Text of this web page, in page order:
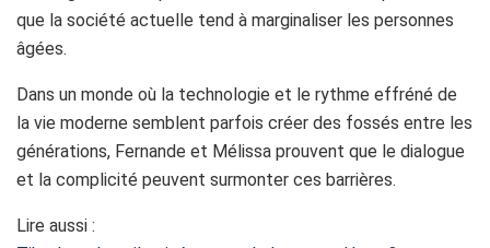
que la société actuelle tend à marginaliser les personnes
âgées.
Dans un monde où la technologie et le rythme effréné de
la vie moderne semblent parfois créer des fossés entre les
générations, Fernande et Mélissa prouvent que le dialogue
et la complicité peuvent surmonter ces barrières.
Lire aussi :